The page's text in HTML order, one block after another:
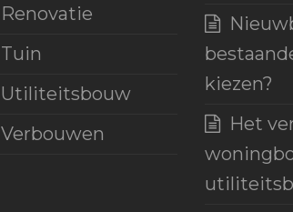
Renovatie
Tuin
Utiliteitsbouw
Verbouwen
kiezen?
Het